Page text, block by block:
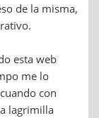
de la misma,
esta web
me lo
con
lagrimilla